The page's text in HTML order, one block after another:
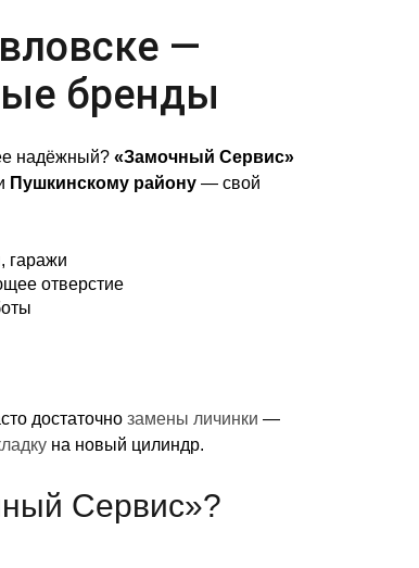
—
бренды
надёжный? «Замочный Сервис»
Пушкинскому району— свой
гаражи
отверстие
достаточно замены личинки —
на новый цилиндр.
Сервис»?